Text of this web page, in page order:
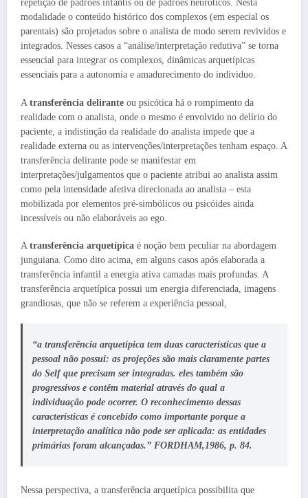
repetição de padrões infantis ou de padrões neuróticos. Nesta
modalidade o conteúdo histórico dos complexos (em especial os
parentais) são projetados sobre o analista de modo serem revividos e
integrados. Nesses casos a “análise/interpretação redutiva” se torna
essencial para integrar os complexos, dinâmicas arquetípicas
essenciais para a autonomia e amadurecimento do individuo.
A transferência delirante ou psicótica há o rompimento da
realidade com o analista, onde o mesmo é envolvido no delírio do
paciente, a indistinção da realidade do analista impede que a
realidade externa ou as intervenções/interpretações tenham espaço. A
transferência delirante pode se manifestar em
interpretações/julgamentos que o paciente atribui ao analista assim
como pela intensidade afetiva direcionada ao analista – esta
mobilizada por elementos pré-simbólicos ou psicóides ainda
incessíveis ou não elaboráveis ao ego.
A transferência arquetípica é noção bem peculiar na abordagem
junguiana. Como dito acima, em alguns casos após elaborada a
transferência infantil a energia ativa camadas mais profundas. A
transferência arquetípica possui um energia diferenciada, imagens
grandiosas, que não se referem a experiência pessoal,
“a transferência arquetípica tem duas características que a
pessoal não possui: as projeções são mais claramente partes
do Self que precisam ser integradas. eles também são
progressivos e contêm material através do qual a
individuação pode ocorrer. O reconhecimento dessas
características é concebido como importante porque a
interpretação analítica não pode ser aplicada: as entidades
primárias foram alcançadas.” FORDHAM,1986, p. 84.
Nessa perspectiva, a transferência arquetípica possibilita que